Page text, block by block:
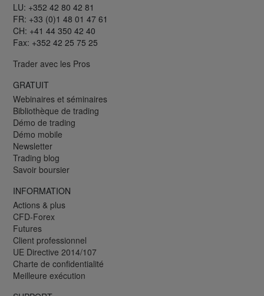
LU: +352 42 80 42 81
FR: +33 (0)1 48 01 47 61
CH: +41 44 350 42 40
Fax: +352 42 25 75 25
Trader avec les Pros
GRATUIT
Webinaires et séminaires
Bibliothèque de trading
Démo de trading
Démo mobile
Newsletter
Trading blog
Savoir boursier
INFORMATION
Actions & plus
CFD-Forex
Futures
Client professionnel
UE Directive 2014/107
Charte de confidentialité
Meilleure exécution